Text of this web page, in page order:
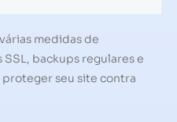
medidas de
backups regulares e
seu site contra